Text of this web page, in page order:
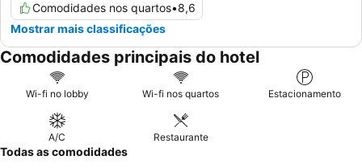
Comodidades nos quartos•8,6
Mostrar mais classificações
Comodidades principais do hotel
Wi-fi no lobby Wi-fi nos quartos Estacionamento
A/C Restaurante
Todas as comodidades